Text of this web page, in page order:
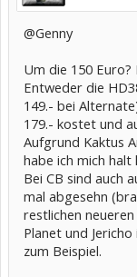
@Genny
Um die 150
Entweder die
149.- bei
179.- kostet und
Aufgrund Kaktus
habe ich mich halt
Bei CB sind auch
mal abgesehn
restlichen
Planet und
zum Beispiel.